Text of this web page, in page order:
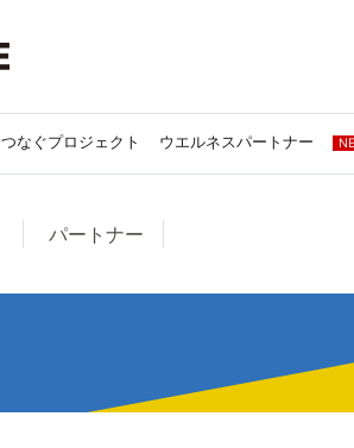
つなぐプロジェクト ウエルネスパートナー
パートナー